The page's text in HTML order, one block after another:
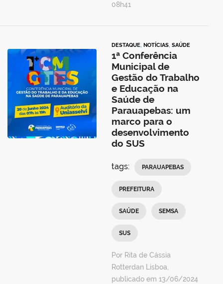
08h41
DESTAQUE, NOTÍCIAS, SAÚDE
1ª Conferência
Municipal de
Gestão do Trabalho
e Educação na
Saúde de
Parauapebas: um
marco para o
desenvolvimento
do SUS
tags: PARAUAPEBAS
PREFEITURA
SAÚDE SEMSA
SUS
Por Rita de Cássia
Rotterdan Lisboa,
publicado em 13/06/2024